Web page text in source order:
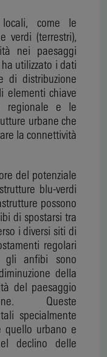
come le
verdi (terrestri),
nei paesaggi
utilizzato i dati
di distribuzione
elementi chiave
regionale e le
urbane che
la connettività
del potenziale
blu-verdi
possono
di spostarsi tra
i diversi siti di
regolari
anfibi sono
della
del paesaggio
Queste
specialmente
quello urbano e
declino delle